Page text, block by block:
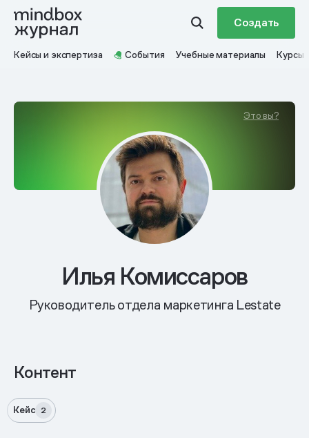
Создать
Кейсы и экспертиза События Учебные материалы Курсы
Это вы?
Илья Комиссаров
Руководитель отдела маркетинга Lestate
Контент
Кейс 2